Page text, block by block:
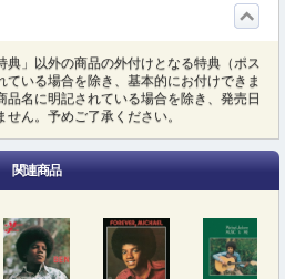
典」以外の商品の外付けとなる特典（ポス
いる場合を除き、基本的にお付けできま
名に明記されている場合を除き、発売日
ん。予めご了承ください。
関連商品